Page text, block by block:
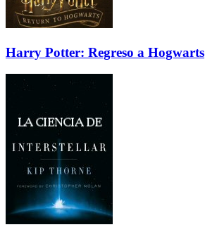
Harry Potter: Regreso a Hogwarts